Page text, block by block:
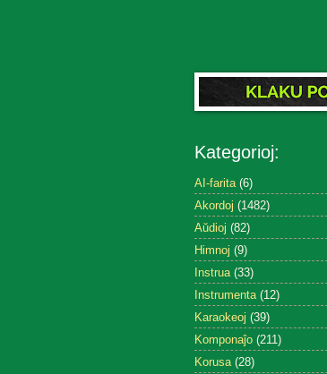
Kategorioj:
AI-farita (6)
Akordoj (1482)
Aŭdioj (82)
Himnoj (9)
Instrua (33)
Instrumenta (12)
Karaokeoj (39)
Komponaĵo (211)
Korusa (28)